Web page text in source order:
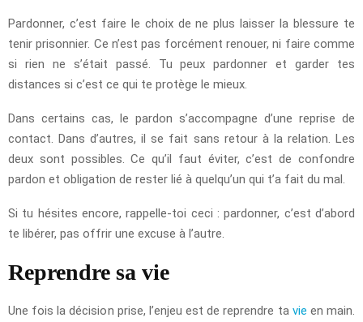
Pardonner, c’est faire le choix de ne plus laisser la blessure te
tenir prisonnier. Ce n’est pas forcément renouer, ni faire comme
si rien ne s’était passé. Tu peux pardonner et garder tes
distances si c’est ce qui te protège le mieux.
Dans certains cas, le pardon s’accompagne d’une reprise de
contact. Dans d’autres, il se fait sans retour à la relation. Les
deux sont possibles. Ce qu’il faut éviter, c’est de confondre
pardon et obligation de rester lié à quelqu’un qui t’a fait du mal.
Si tu hésites encore, rappelle-toi ceci : pardonner, c’est d’abord
te libérer, pas offrir une excuse à l’autre.
Reprendre sa vie
Une fois la décision prise, l’enjeu est de reprendre ta vie en main.